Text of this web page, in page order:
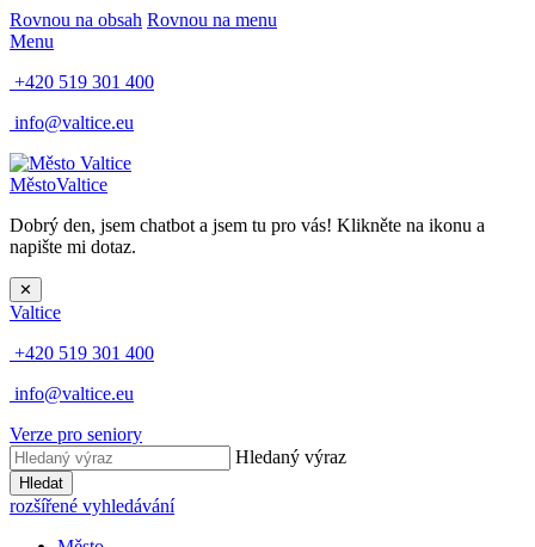
Rovnou na obsah Rovnou na menu
Menu
+420 519 301 400
info@valtice.eu
MěstoValtice
Dobrý den, jsem chatbot a jsem tu pro vás! Klikněte na ikonu a
napište mi dotaz.
✕
Valtice
+420 519 301 400
info@valtice.eu
Verze pro seniory
Hledaný výraz
Hledat
rozšířené vyhledávání